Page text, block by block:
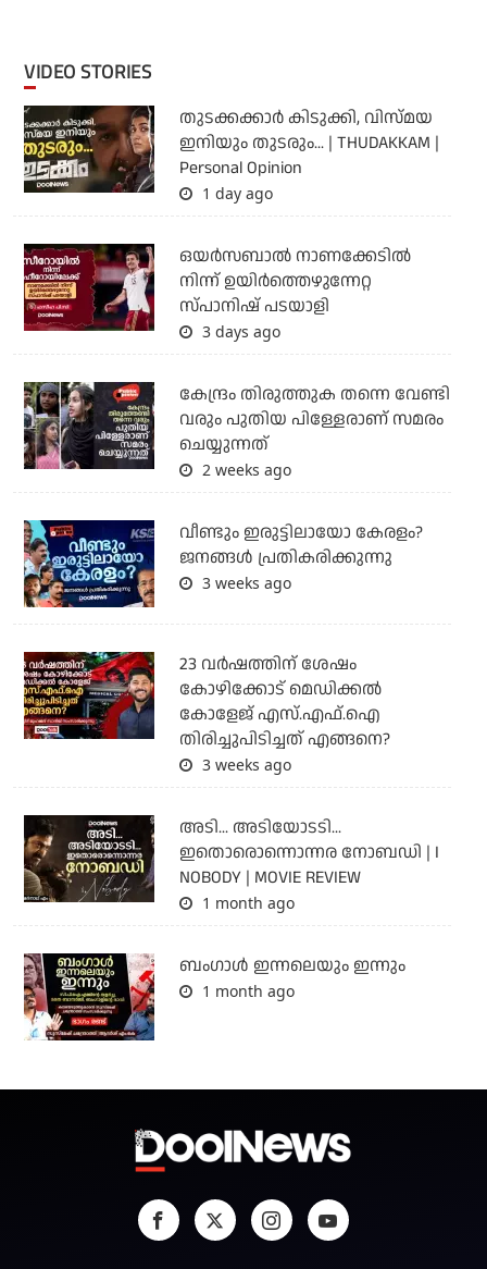
VIDEO STORIES
തുടക്കക്കാര്‍ കിടുക്കി, വിസ്മയ
ഇനിയും തുടരും... | THUDAKKAM |
Personal Opinion
1 day ago
ഒയര്‍സബാൽ നാണക്കേടിൽ
നിന്ന് ഉയിർത്തെഴുന്നേറ്റ
സ്പാനിഷ് പടയാളി
3 days ago
കേന്ദ്രം തിരുത്തുക തന്നെ വേണ്ടി
വരും പുതിയ പിള്ളേരാണ് സമരം
ചെയ്യുന്നത്
2 weeks ago
വീണ്ടും ഇരുട്ടിലായോ കേരളം?
ജനങ്ങൾ പ്രതികരിക്കുന്നു
3 weeks ago
23 വർഷത്തിന് ശേഷം
കോഴിക്കോട് മെഡിക്കൽ
കോളേജ് എസ്.എഫ്.ഐ
തിരിച്ചുപിടിച്ചത് എങ്ങനെ?
3 weeks ago
അടി... അടിയോടടി...
ഇതൊരൊന്നൊന്നര നോബഡി | I
NOBODY | MOVIE REVIEW
1 month ago
ബംഗാള്‍ ഇന്നലെയും ഇന്നും
1 month ago